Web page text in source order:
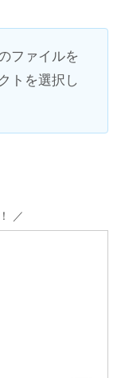
ファイルを
トを選択し
／